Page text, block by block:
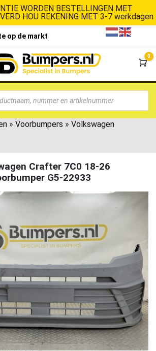
WORDEN BESTELLINGEN MET
HOU REKENING MET 3-7 werkdagen
op de markt
0
» Voorbumpers » Volkswagen
Crafter 7C0 18-26
G5-22933